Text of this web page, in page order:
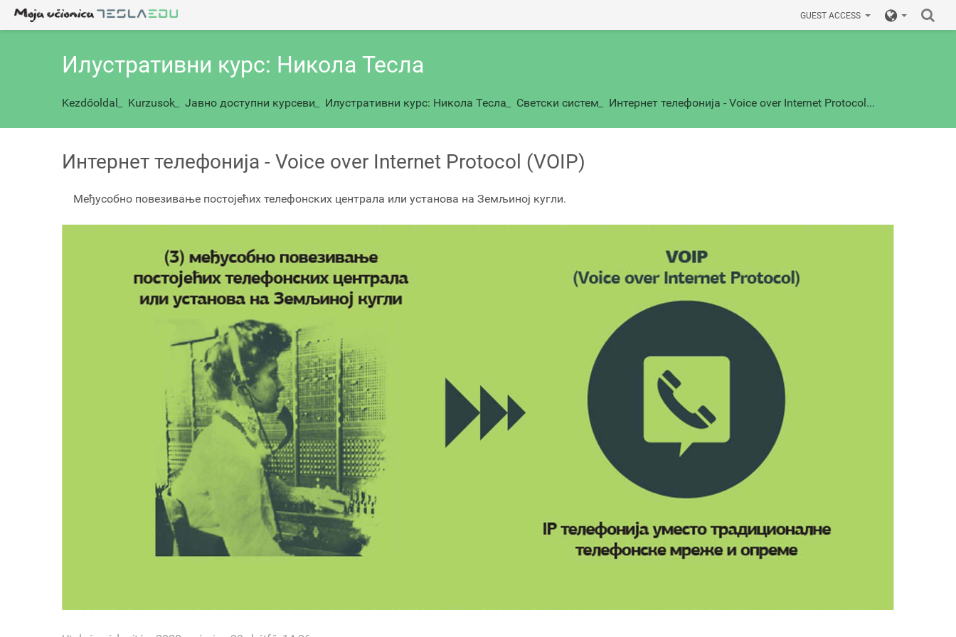
GUEST ACCESS
Илустративни курс: Никола Тесла
Kezdőoldal Kurzusok_ Јавно доступни курсеви Илустративни курс: Никола Тесла Светски систем Интернет телефонија - Voice over Internet Protocol...
Интернет телефонија - Voice over Internet Protocol (VOIP)
Међусобно повезивање постојећих телефонских централа или установа на Земљиној кугли.